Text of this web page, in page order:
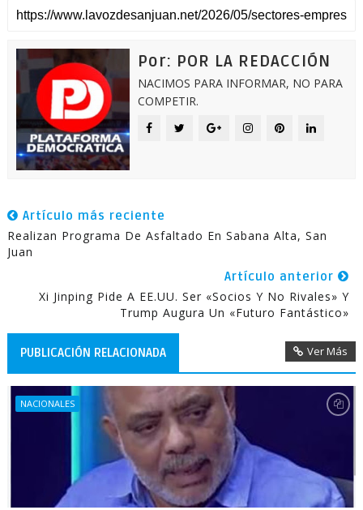
Por: POR LA REDACCIÓN
NACIMOS PARA INFORMAR, NO PARA
COMPETIR.
Artículo más reciente
Realizan Programa De Asfaltado En Sabana Alta, San
Juan
Artículo anterior
Xi Jinping Pide A EE.UU. Ser «socios Y No Rivales» Y
Trump Augura Un «futuro Fantástico»
PUBLICACIÓN RELACIONADA Ver Más
NACIONALES